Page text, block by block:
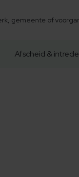
Afscheid & intrede